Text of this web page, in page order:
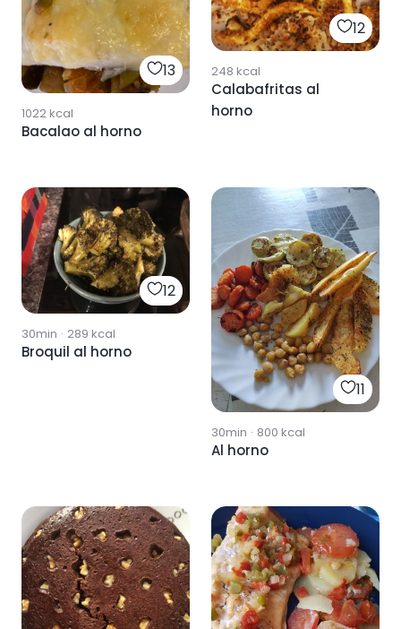
13
1022kcal
Bacalao al horno
12
248 kcal
Calabafritas al
horno
12
30min · 289 kcal
Broquil al horno
11
30min · 800 kcal
Al horno